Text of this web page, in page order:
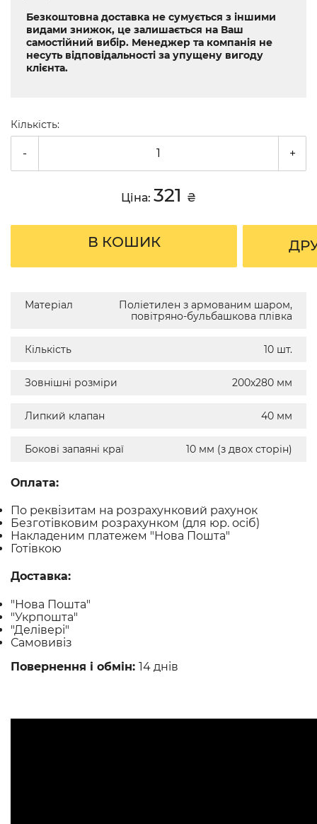
Безкоштовна доставка не сумується з іншими
видами знижок, це залишається на Ваш
самостійний вибір. Менеджер та компанія не
несуть відповідальності за упущену вигоду
клієнта.
Кількість:
- +
Ціна: 321 ₴
В КОШИК
Матеріал
Поліетилен з армованим шаром,
повітряно-бульбашкова плівка
Кількість 10 шт.
Зовнішні розміри 200х280 мм
Липкий клапан 40 мм
Бокові запаяні краї 10 мм (з двох сторін)
Оплата:
По реквізитам на розрахунковий рахунок
Безготівковим розрахунком (для юр. осіб)
Накладеним платежем "Нова Пошта"
Готівкою
Доставка:
"Нова Пошта"
"Укрпошта"
"Делівері"
Самовивіз
Повернення і обмін: 14 днів